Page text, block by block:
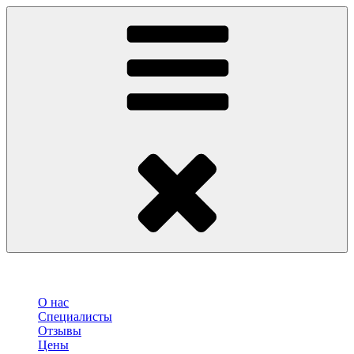
О нас
Специалисты
Отзывы
Цены